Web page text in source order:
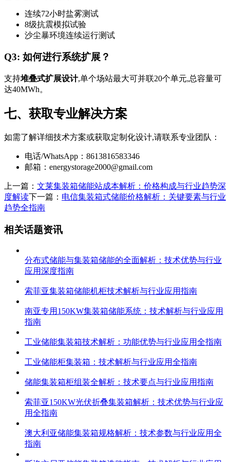
连续72小时盐雾测试
8级抗震模拟试验
沙尘暴环境连续运行测试
Q3: 如何进行系统扩展？
支持堆叠式扩展设计,单个场站最大可并联20个单元,总容量可
达40MWh。
七、获取专业解决方案
如需了解详细技术方案或获取定制化设计,请联系专业团队：
电话/WhatsApp：8613816583346
邮箱： energystorage2000@gmail.com
上一篇： 文莱集装箱储能站成本解析：价格构成与行业趋势深
度解读下一篇： 电信集装箱式储能价格解析：关键要素与行业
趋势全指南
相关话题资讯
分布式储能与集装箱储能的全面解析：技术优势与行业
应用深度指南
索菲亚集装箱储能机柜技术解析与行业应用指南
南亚专用150KW集装箱储能系统：技术解析与行业应用
指南
工业储能集装箱技术解析：功能优势与行业应用全指南
工业储能柜集装箱：技术解析与行业应用全指南
储能集装箱柜组装全解析：技术要点与行业应用指南
索菲亚150KW光伏折叠集装箱解析：技术优势与行业应
用全指南
澳大利亚储能集装箱规格解析：技术参数与行业应用全
指南